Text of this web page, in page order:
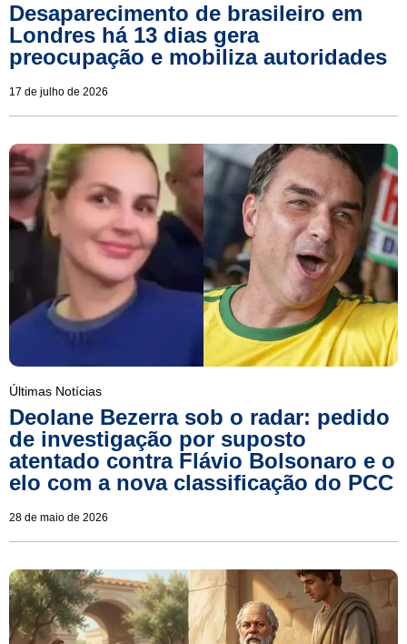
Desaparecimento de brasileiro em
Londres há 13 dias gera
preocupação e mobiliza autoridades
17 de julho de 2026
Últimas Notícias
Deolane Bezerra sob o radar: pedido
de investigação por suposto
atentado contra Flávio Bolsonaro e o
elo com a nova classificação do PCC
28 de maio de 2026